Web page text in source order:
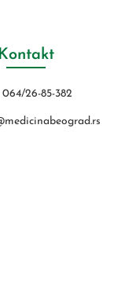
Kontakt
064/26-85-382